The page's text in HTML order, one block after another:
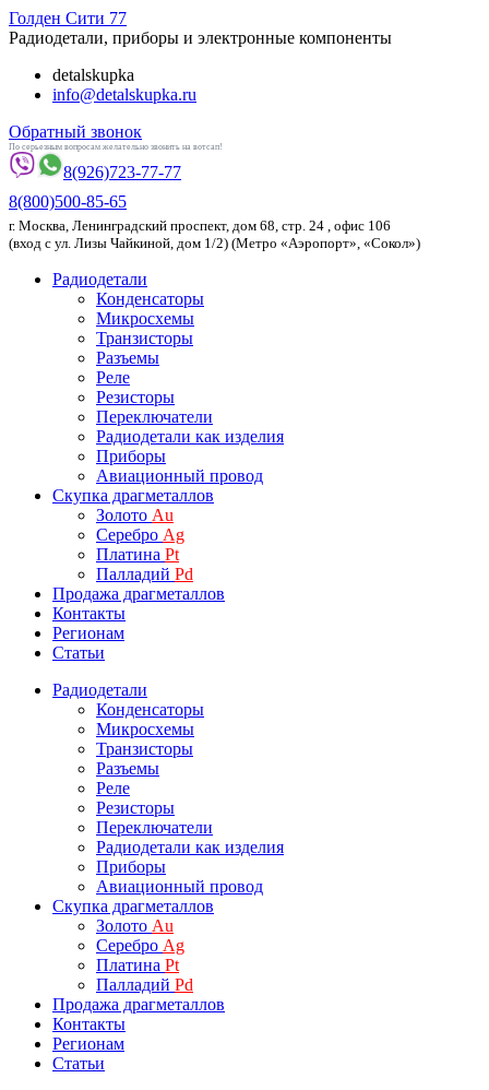
Голден Сити 77
Радиодетали, приборы и электронные компоненты
detalskupka
info@detalskupka.ru
Обратный звонок
По серьезным вопросам желательно звонить на вотсап!
8(926)723-77-77
8(800)500-85-65
г. Москва, Ленинградский проспект, дом 68, стр. 24 , офис 106
(вход с ул. Лизы Чайкиной, дом 1/2) (Метро «Аэропорт», «Сокол»)
Радиодетали
Конденсаторы
Микросхемы
Транзисторы
Разъемы
Реле
Резисторы
Переключатели
Радиодетали как изделия
Приборы
Авиационный провод
Скупка драгметаллов
Золото Au
Серебро Ag
Платина Pt
Палладий Pd
Продажа драгметаллов
Контакты
Регионам
Статьи
Радиодетали
Конденсаторы
Микросхемы
Транзисторы
Разъемы
Реле
Резисторы
Переключатели
Радиодетали как изделия
Приборы
Авиационный провод
Скупка драгметаллов
Золото Au
Серебро Ag
Платина Pt
Палладий Pd
Продажа драгметаллов
Контакты
Регионам
Статьи